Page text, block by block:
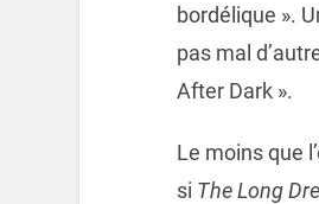
bordélique ».
pas mal
After Dark ».
Le moins que
si The Long